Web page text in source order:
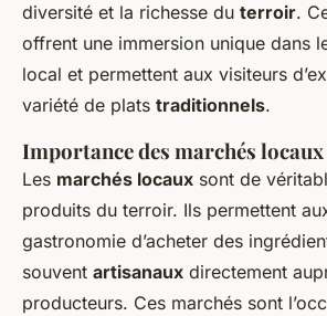
diversité et la richesse du terroir.
offrent une immersion unique dans
local et permettent aux visiteurs
variété de plats traditionnels.
Importance des marchés locaux
Les marchés locaux sont de
produits du terroir. Ils permettent
gastronomie d’acheter des
souvent artisanaux directement
producteurs. Ces marchés sont